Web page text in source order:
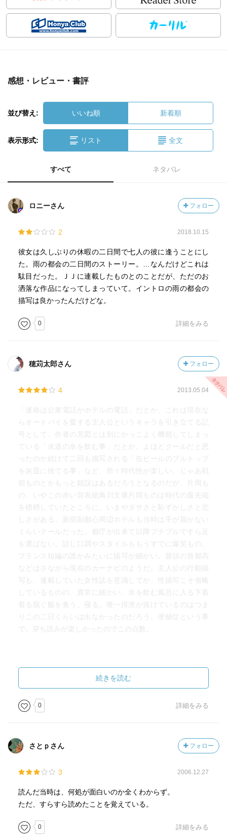
感想・レビュー・書評
並び替え: いいね順 新着順
表示形式: リスト 全文
すべて ネタバレ
ロニーさん フォロー
2 2018.10.15
彼女は久しぶりの休暇の二日間で七人の彼に逢うことにし
た。雨の都会の二日間のストーリー。…なんだけどこれは
駄目だった。ＪＪに連載したものとのことだが、ただのお
洒落な作品になってしまっていて。イントロの雨の都会の
描写は良かったんだけどな。
0 詳細をみる
穂苅太郎さん フォロー
4 2013.05.04
「連絡は公衆電話かホテルの電話」だとか、これは現在な
らオートバイを愛する主人公というキャラを引き立てる記
号として、作者の意図とは別にかっこよく機能してしまっ
ている「水道の水を飲む事」だとか、よほどクールだと思
ったのか続けて二回も描写される「缶ビールのプルトップ
を灰皿に捨てる事」など、所々時代性が楽しい。じゃあ戦
前ものとかもっと錯誤はあるだろうとなるのだが、片岡も
の、いやこの赤い背表紙角川文庫片岡ものは時代の最先端
を標榜していたところに、いまやダサさと恥ずかしさと悲
しさがある。新宿副都心周辺ホテルも当時は手が届かない
くらいクールだった。都庁が出来て以降プチブルですら足
を運ばない。話し口調やスタイルももうすでに爆笑もの。
フランス短編の誰かみたいに描写が細かい。冒頭の首都高
などはさながら現在のカーナビのようだ。主人公の行動描
写も、連載していた女性誌を意識してか、性描写こそ省略
しているものの、異常に細かい。水を飲む風呂に入る下着
着る脱ぐ飯を食う、寝る。唯一排泄が抜けているのはつま
りこの二日くらいは出なかったのだろう。便秘症という事
で。穿ち読みが楽しかったのでこの点数。
続きを読む
0 詳細をみる
さとｐさん フォロー
3 2006.12.27
読んだ当時は、何処が面白いのか全くわからず。
ただ、すらすら読めたことを覚えている。
0 詳細をみる